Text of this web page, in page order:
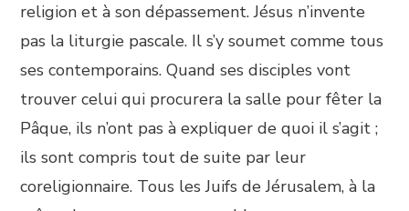
religion et à son dépassement. Jésus n’invente
pas la liturgie pascale. Il s’y soumet comme tous
ses contemporains. Quand ses disciples vont
trouver celui qui procurera la salle pour fêter la
Pâque, ils n’ont pas à expliquer de quoi il s’agit ;
ils sont compris tout de suite par leur
coreligionnaire. Tous les Juifs de Jérusalem, à la